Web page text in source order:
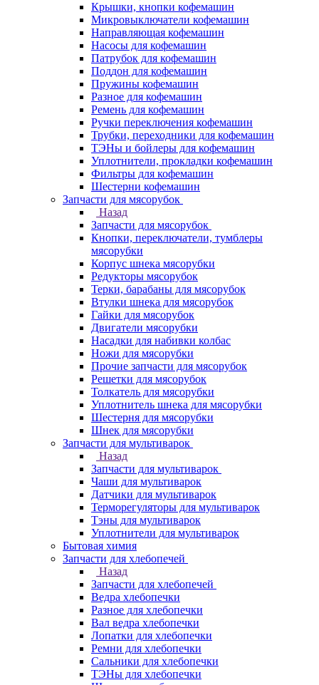
Крышки, кнопки кофемашин
Микровыключатели кофемашин
Направляющая кофемашин
Насосы для кофемашин
Патрубок для кофемашин
Поддон для кофемашин
Пружины кофемашин
Разное для кофемашин
Ремень для кофемашин
Ручки переключения кофемашин
Трубки, переходники для кофемашин
ТЭНы и бойлеры для кофемашин
Уплотнители, прокладки кофемашин
Фильтры для кофемашин
Шестерни кофемашин
Запчасти для мясорубок
Назад
Запчасти для мясорубок
Кнопки, переключатели, тумблеры
мясорубки
Корпус шнека мясорубки
Редукторы мясорубок
Терки, барабаны для мясорубок
Втулки шнека для мясорубок
Гайки для мясорубок
Двигатели мясорубки
Насадки для набивки колбас
Ножи для мясорубки
Прочие запчасти для мясорубок
Решетки для мясорубок
Толкатель для мясорубки
Уплотнитель шнека для мясорубки
Шестерня для мясорубки
Шнек для мясорубки
Запчасти для мультиварок
Назад
Запчасти для мультиварок
Чаши для мультиварок
Датчики для мультиварок
Терморегуляторы для мультиварок
Тэны для мультиварок
Уплотнители для мультиварок
Бытовая химия
Запчасти для хлебопечей
Назад
Запчасти для хлебопечей
Ведра хлебопечки
Разное для хлебопечки
Вал ведра хлебопечки
Лопатки для хлебопечки
Ремни для хлебопечки
Сальники для хлебопечки
ТЭНы для хлебопечки